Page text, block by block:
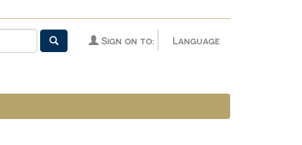
Language
Sign on to: